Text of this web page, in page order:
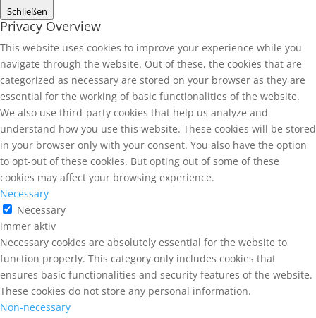
Schließen
Privacy Overview
This website uses cookies to improve your experience while you
navigate through the website. Out of these, the cookies that are
categorized as necessary are stored on your browser as they are
essential for the working of basic functionalities of the website.
We also use third-party cookies that help us analyze and
understand how you use this website. These cookies will be stored
in your browser only with your consent. You also have the option
to opt-out of these cookies. But opting out of some of these
cookies may affect your browsing experience.
Necessary
Necessary
immer aktiv
Necessary cookies are absolutely essential for the website to
function properly. This category only includes cookies that
ensures basic functionalities and security features of the website.
These cookies do not store any personal information.
Non-necessary